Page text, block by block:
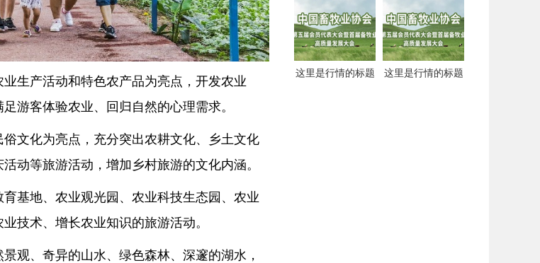
业生产活动和特色农产品为亮点，开发农业
游客体验农业、回归自然的心理需求。
俗文化为亮点，充分突出农耕文化、乡土文化
动等旅游活动，增加乡村旅游的文化内涵。
基地、农业观光园、农业科技生态园、农业
技术、增长农业知识的旅游活动。
观、奇异的山水、绿色森林、深邃的湖水，
这里是行情的标题 这里是行情的标题